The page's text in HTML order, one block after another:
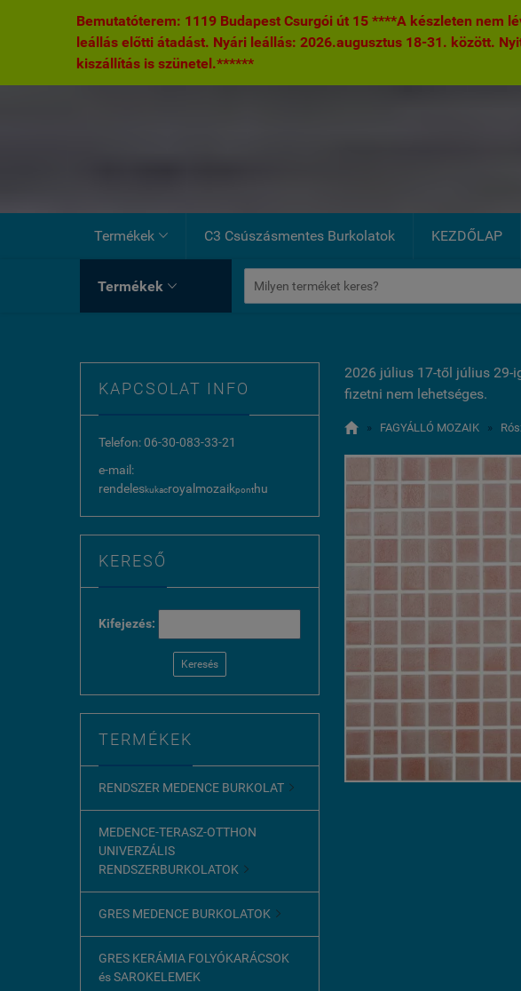
Bemutatóterem: 1119 Budapest Csurgói út 15 ****A készleten nem
leállás előtti átadást. Nyári leállás: 2026.augusztus 18-31. között.
kiszállítás is szünetel.******
Termékek  C3 Csúszásmentes Burkolatok KEZDŐLAP
Termékek 
KAPCSOLAT INFO
Telefon: 06-30-083-33-21
e-mail:
rendeleskukacroyalmozaikponthu
KERESŐ
Kifejezés:
Keresés
TERMÉKEK
RENDSZER MEDENCE BURKOLAT 
MEDENCE-TERASZ-OTTHON
UNIVERZÁLIS
RENDSZERBURKOLATOK 
GRES MEDENCE BURKOLATOK 
GRES KERÁMIA FOLYÓKARÁCSOK
és SAROKELEMEK
2026 július 17-től július 29-
fizetni nem lehetséges.
 » FAGYÁLLÓ MOZAIK »